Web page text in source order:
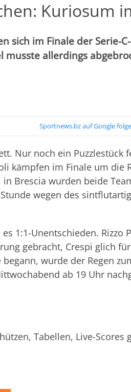
Kuriosum
sich im Finale der Serie-
musste allerdings
Sportnews.bz auf Google
Nur noch ein Puzzlestück
kämpfen im Finale um die
Brescia wurden beide
wegen des
1:1-Unentschieden. Rizzo
gebracht, Crespi glich
begann, wurde der Regen
ab 19 Uhr
Tabellen, Live-Scores